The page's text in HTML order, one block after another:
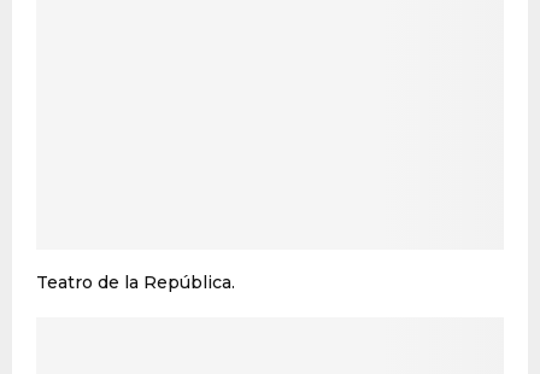
Teatro de la República.